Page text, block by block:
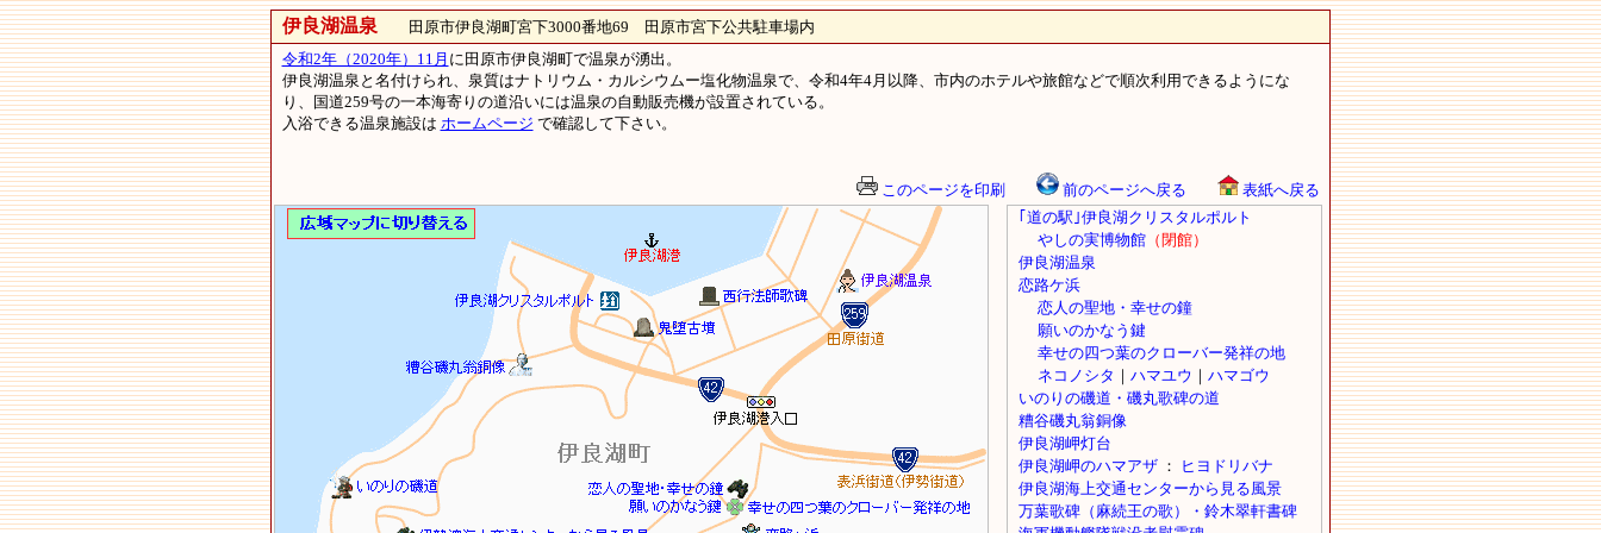
伊良湖温泉田原市伊良湖町宮下3000番地69 田原市宮下公共駐車場内
令和2年（2020年）11月 に田原市伊良湖町で温泉が湧出。
伊良湖温泉と名付けられ、泉質はナトリウム・カルシウムー塩化物温泉で、令和4年4月以降、市内のホテルや旅館などで順次利用できるようにな
り、国道259号の一本海寄りの道沿いには温泉の自動販売機が設置されている。
入浴できる温泉施設は ホームページ で確認して下さい。
このページを印刷 前のページへ戻る 表紙へ戻る